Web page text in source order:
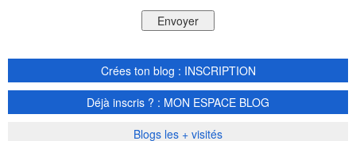
Crées ton blog : INSCRIPTION
Déjà inscris ? : MON ESPACE BLOG
Blogs les + visités